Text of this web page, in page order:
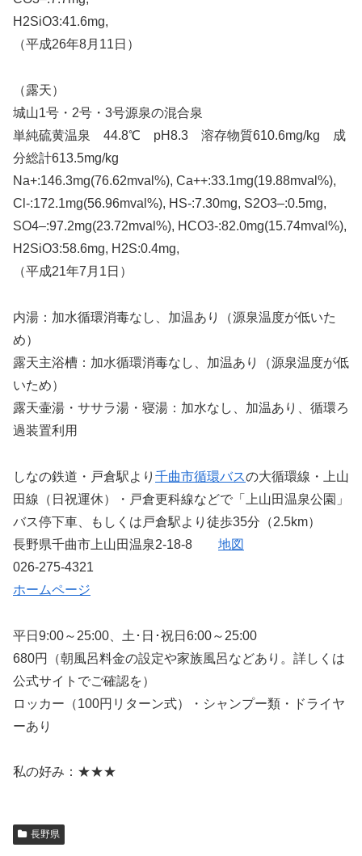
H2SiO3:41.6mg,
（平成26年8月11日）
（露天）
城山1号・2号・3号源泉の混合泉
単純硫黄温泉 44.8℃ pH8.3 溶存物質610.6mg/kg 成
分総計613.5mg/kg
Na+:146.3mg(76.62mval%), Ca++:33.1mg(19.88mval%),
Cl-:172.1mg(56.96mval%), HS-:7.30mg, S2O3–:0.5mg,
SO4–:97.2mg(23.72mval%), HCO3-:82.0mg(15.74mval%),
H2SiO3:58.6mg, H2S:0.4mg,
（平成21年7月1日）
内湯：加水循環消毒なし、加温あり（源泉温度が低いた
め）
露天主浴槽：加水循環消毒なし、加温あり（源泉温度が低
いため）
露天壷湯・ササラ湯・寝湯：加水なし、加温あり、循環ろ
過装置利用
しなの鉄道・戸倉駅より 千曲市循環バスの大循環線・上山
田線（日祝運休）・戸倉更科線などで「上山田温泉公園」
バス停下車、もしくは戸倉駅より徒歩35分（2.5km）
長野県千曲市上山田温泉2-18-8 地図
026-275-4321
ホームページ
平日9:00～25:00、土･日･祝日6:00～25:00
680円（朝風呂料金の設定や家族風呂などあり。詳しくは
公式サイトでご確認を）
ロッカー（100円リターン式）・シャンプー類・ドライヤ
ーあり
私の好み：★★★
長野県